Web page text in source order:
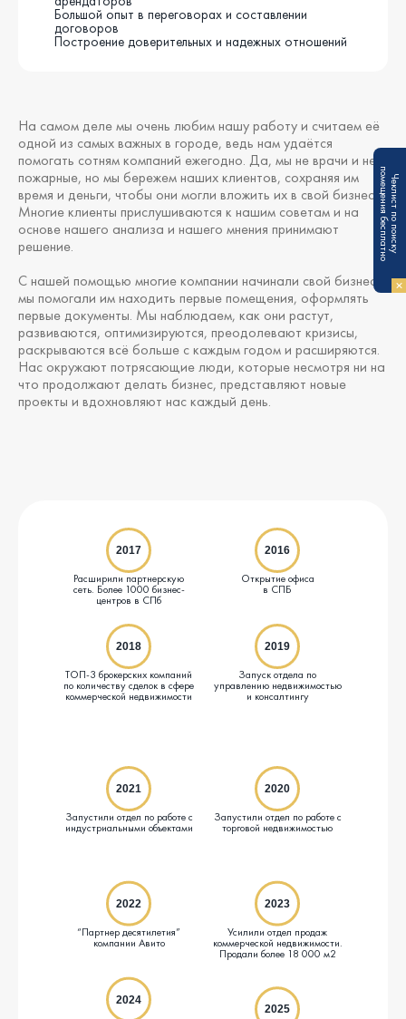
Большой опыт в переговорах и составлении
договоров
Построение доверительных и надежных отношений
На самом деле мы очень любим нашу работу и считаем её
одной из самых важных в городе, ведь нам удаётся
помогать сотням компаний ежегодно. Да, мы не врачи и не
пожарные, но мы бережем наших клиентов, сохраняя им
время и деньги, чтобы они могли вложить их в свой бизнес.
Многие клиенты прислушиваются к нашим советам и на
основе нашего анализа и нашего мнения принимают
решение.
С нашей помощью многие компании начинали свой бизнес,
мы помогали им находить первые помещения, оформлять
первые документы. Мы наблюдаем, как они растут,
развиваются, оптимизируются, преодолевают кризисы,
раскрываются всё больше с каждым годом и расширяются.
Нас окружают потрясающие люди, которые несмотря ни на
что продолжают делать бизнес, представляют новые
проекты и вдохновляют нас каждый день.
2020
Запустили отдел по работе с
торговой недвижимостью
2019
Запуск отдела по
управлению недвижимостью
и консалтингу
2018
ТОП-3 брокерских компаний
по количеству сделок в сфере
коммерческой недвижимости
2017
Расширили партнерскую
сеть. Более 1000 бизнес-
центров в СПб
2016
Открытие офиса
в СПБ
2021
Запустили отдел по работе с
индустриальными объектами
2022
“Партнер десятилетия”
компании Авито
2023
Усилили отдел продаж
коммерческой недвижимости.
Продали более 18 000 м2
2024
2025
Ч
е
к
л
и
с
т
п
о
п
о
и
с
к
у
по
м
е
щ
е
н
и
я
б
е
с
п
л
а
т
н
о